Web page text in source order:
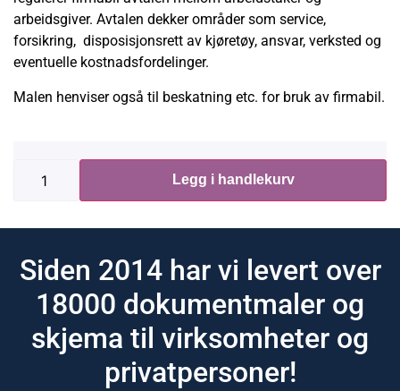
arbeidsgiver. Avtalen dekker områder som service,
forsikring, disposisjonsrett av kjøretøy, ansvar, verksted og
eventuelle kostnadsfordelinger.
Malen henviser også til beskatning etc. for bruk av firmabil.
Legg i handlekurv
Siden 2014 har vi levert over
18000 dokumentmaler og
skjema til virksomheter og
privatpersoner!